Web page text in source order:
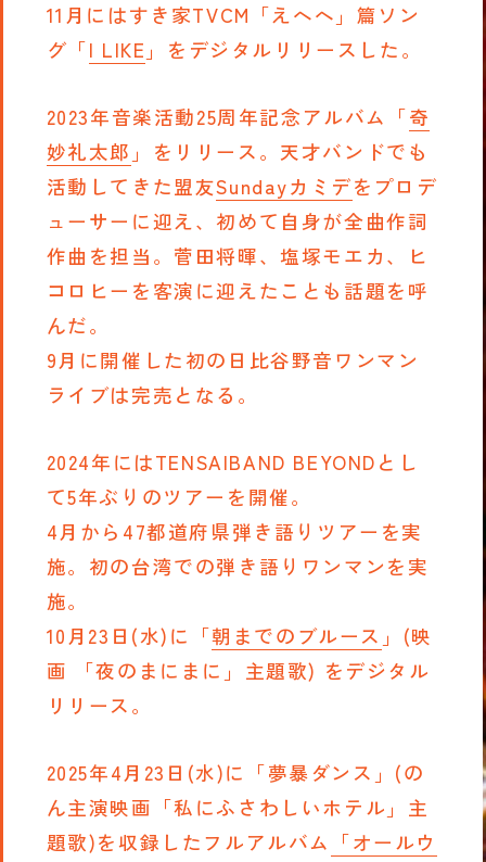
11月にはすき家TVCM「えへへ」篇ソン
グ「I LIKE 」をデジタルリリースした。
2023年音楽活動25周年記念アルバム「奇
妙礼太郎 」をリリース。天才バンドでも
活動してきた盟友Sundayカミデをプロデ
ューサーに迎え、初めて自身が全曲作詞
作曲を担当。菅田将暉、塩塚モエカ、ヒ
コロヒーを客演に迎えたことも話題を呼
んだ。
9月に開催した初の日比谷野音ワンマン
ライブは完売となる。
2024年にはTENSAIBAND BEYONDとし
て5年ぶりのツアーを開催。
4月から47都道府県弾き語りツアーを実
施。初の台湾での弾き語りワンマンを実
施。
10月23日(水)に「朝までのブルース 」(映
画 「夜のまにまに」主題歌) をデジタル
リリース。
2025年4月23日(水)に「夢暴ダンス」(の
ん主演映画「私にふさわしいホテル」主
題歌)を収録したフルアルバム 「オールウ